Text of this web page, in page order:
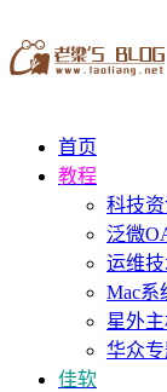
首页
教程
科技
泛微
运维
Mac系
星外
华众
佳软